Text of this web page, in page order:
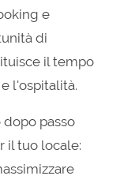
e
di
il tempo
l'ospitalità.
passo
il tuo locale: